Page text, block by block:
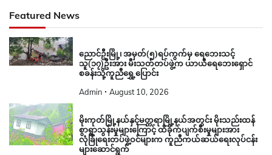
Featured News
ညောင်ဦးမြို့၊ အမှတ်(၅)ရပ်ကွက်မှ ရေဘေးသင့်
သူ(၁၇)ဦးအား မီးသတ်တပ်ဖွဲ့က ယာယီရေဘေးရှောင်
စခန်းသို့ကူညီရွှေ့ပြောင်း
Admin August 10, 2026
မိုးကုတ်မြို့နယ်နှင့်မတ္တရာမြို့နယ်အတွင်း မိုးသည်းထန်
စွာရွာသွန်းမှုများကြောင့် ထိခိုက်ပျက်စီးမှုများအား
လုံခြုံရေးတပ်ဖွဲ့ဝင်များက ကူညီကယ်ဆယ်ရေးလုပ်ငန်း
များဆောင်ရွက်